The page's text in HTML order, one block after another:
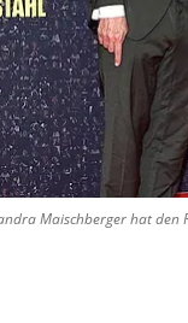
Maischberger hat den